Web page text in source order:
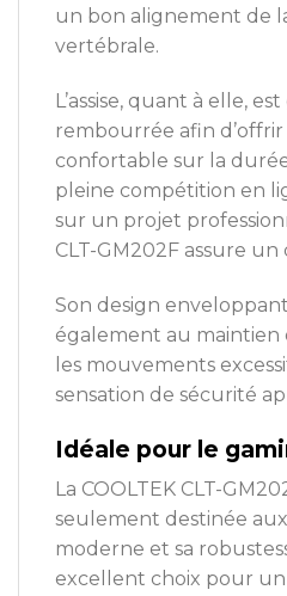
un bon alignement de
vertébrale.
L’assise, quant à elle,
rembourrée afin
confortable sur la
pleine compétition en
sur un projet
CLT-GM202F assure
Son design
également au maintien
les mouvements
sensation de sécurité
Idéale pour le
La COOLTEK CLT-
seulement destinée
moderne et sa
excellent choix pour un